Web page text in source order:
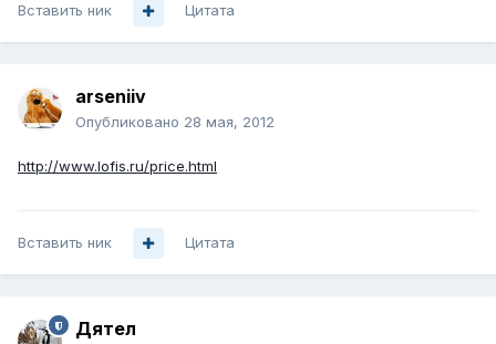
Вставить ник Цитата
arseniiv
Опубликовано 28 мая, 2012
http://www.lofis.ru/price.html
Вставить ник Цитата
Дятел